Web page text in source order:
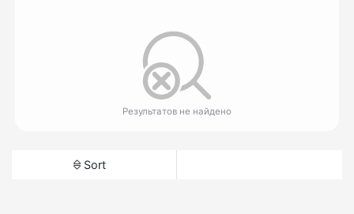
Результатов не найдено
Sort